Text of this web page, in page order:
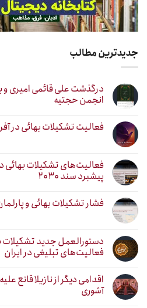
جدیدترین مطالب
درگذشت علی قائمی امیری و
انجمن حجتیه
فعالیت تشکیلات بهائی در
فعالیت‌های تشکیلات بهائی
پیشبرد سند ۲۰۳۰
فشار تشکیلات بهائی و
دستورالعمل جدید
فعالیت‌های تبلیغی در ایران
اقدامی دیگر از نازیلا قانع
آشوری